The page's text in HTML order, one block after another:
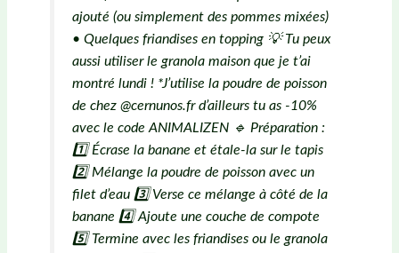
ajouté (ou simplement des pommes mixées)
• Quelques friandises en topping 💡 Tu peux
aussi utiliser le granola maison que je t’ai
montré lundi ! *J’utilise la poudre de poisson
de chez @cernunos.fr d’ailleurs tu as -10%
avec le code ANIMALIZEN 🔹 Préparation :
1️⃣ Écrase la banane et étale-la sur le tapis
2️⃣ Mélange la poudre de poisson avec un
filet d’eau 3️⃣ Verse ce mélange à côté de la
banane 4️⃣ Ajoute une couche de compote
5️⃣ Termine avec les friandises ou le granola